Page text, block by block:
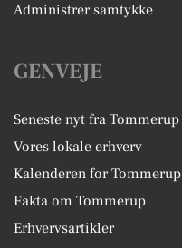
Administrer samtykke
GENVEJE
Seneste nyt fra Tommerup
Vores lokale erhverv
Kalenderen for Tommerup
Fakta om Tommerup
Erhvervsartikler